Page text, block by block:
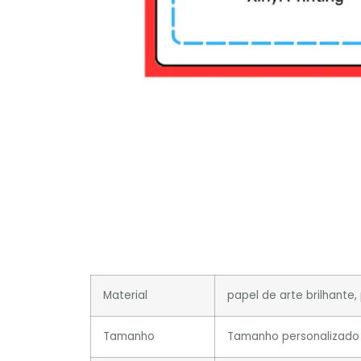
Material papel de arte
Tamanho Tamanho personalizado